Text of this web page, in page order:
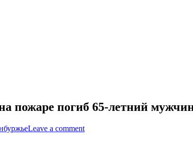
пожаре погиб 65-летний
Leave a comment